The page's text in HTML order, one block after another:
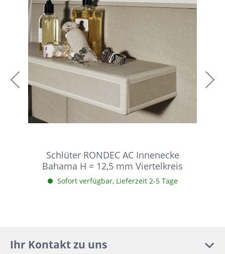
Schlüter RONDEC AC Innenecke
Bahama H = 12,5 mm Viertelkreis
Sofort verfügbar, Lieferzeit 2-5 Tage
Ihr Kontakt zu uns